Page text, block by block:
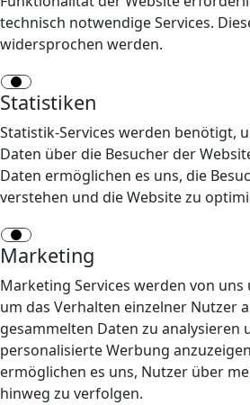
technisch notwendige Services.
widersprochen werden.
Statistiken
Statistik-Services werden benötigt,
Daten über die Besucher der
Daten ermöglichen es uns, die
verstehen und die Website zu
Marketing
Marketing Services werden von
um das Verhalten einzelner Nutzer
gesammelten Daten zu analysieren
personalisierte Werbung
ermöglichen es uns, Nutzer über
hinweg zu verfolgen.